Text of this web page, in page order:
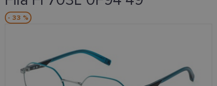
- 33 %